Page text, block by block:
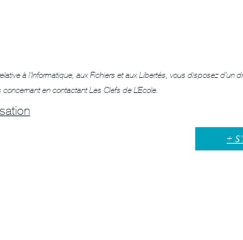
à l'Informatique, aux Fichiers et aux Libertés, vous disposez d'un
concernant en contactantLes Clefs de L’Ecole.